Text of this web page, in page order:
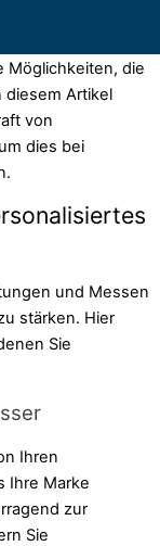
Möglichkeiten, die
diesem Artikel
von
dies bei
und Messen
stärken. Hier
Sie
Ihren
Ihre Marke
zur
Sie